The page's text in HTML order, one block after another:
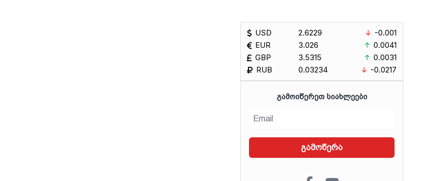
USD
EUR
GBP
RUB
2.6229
3.026
3.5315
0.03234
-0.001
0.0041
0.0031
-0.0217
ᲒᲐᲛᲝᲘᲬᲔᲠᲔᲗ ᲡᲘᲐᲮᲚᲔᲔᲑᲘ
გამოწერა